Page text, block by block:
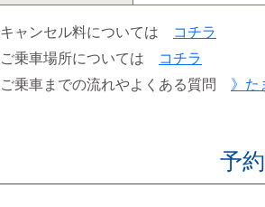
キャンセル料については
コチラ
ご乗車場所については
コチラ
ご乗車までの流れやよくある質問 》た
予